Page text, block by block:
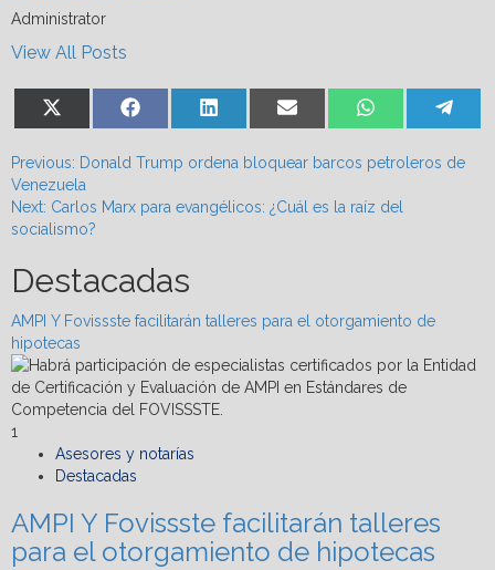
Administrator
View All Posts
(Twitter)
Facebook LinkedIn WhatsApp
Post
navigation
Previous: Donald Trump ordena bloquear barcos petroleros de
Venezuela
Next: Carlos Marx para evangélicos: ¿Cuál es la raíz del
socialismo?
Destacadas
AMPI Y Fovissste facilitarán talleres para el otorgamiento de
hipotecas
1
Asesores y notarías
Destacadas
AMPI Y Fovissste facilitarán talleres
para el otorgamiento de hipotecas